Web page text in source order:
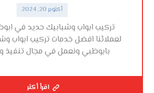
أكتوبر 20, 2024
تركيب ابواب وشبابيك حديد في
لعملائنا افضل خدمات تركيب ابواب
بابوظبي ونعمل في مجال تنفيذ
اقرأ أكثر